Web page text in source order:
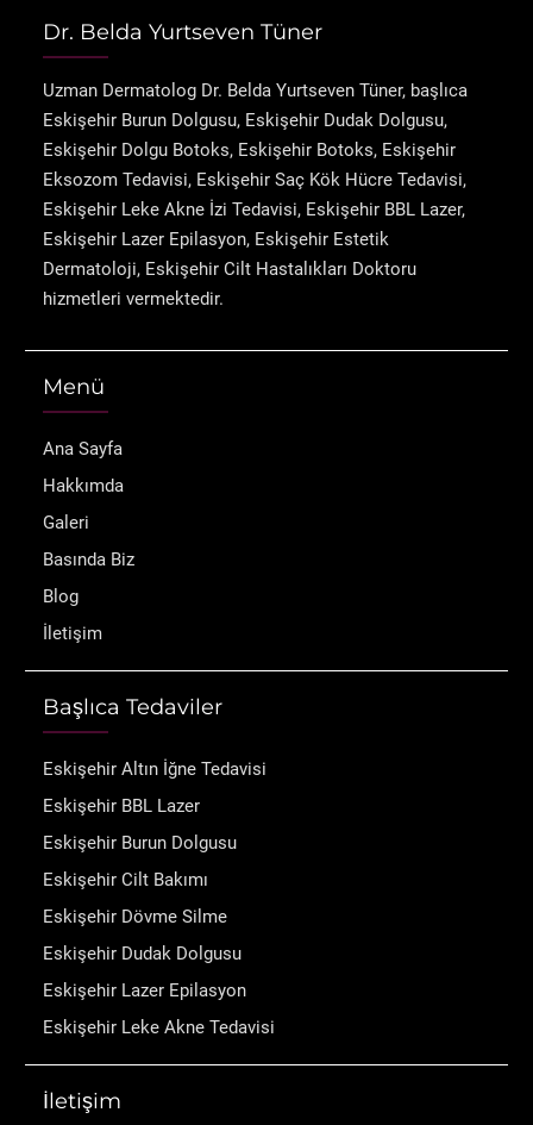
Dr. Belda Yurtseven Tüner
Uzman Dermatolog Dr. Belda Yurtseven Tüner, başlıca
Eskişehir Burun Dolgusu, Eskişehir Dudak Dolgusu,
Eskişehir Dolgu Botoks, Eskişehir Botoks, Eskişehir
Eksozom Tedavisi, Eskişehir Saç Kök Hücre Tedavisi,
Eskişehir Leke Akne İzi Tedavisi, Eskişehir BBL Lazer,
Eskişehir Lazer Epilasyon, Eskişehir Estetik
Dermatoloji, Eskişehir Cilt Hastalıkları Doktoru
hizmetleri vermektedir.
Menü
Ana Sayfa
Hakkımda
Galeri
Basında Biz
Blog
İletişim
Başlıca Tedaviler
Eskişehir Altın İğne Tedavisi
Eskişehir BBL Lazer
Eskişehir Burun Dolgusu
Eskişehir Cilt Bakımı
Eskişehir Dövme Silme
Eskişehir Dudak Dolgusu
Eskişehir Lazer Epilasyon
Eskişehir Leke Akne Tedavisi
İletişim